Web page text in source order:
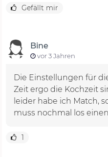
Gefällt mir
Bine
vor 3 Jahren
Die Einstellungen für
Zeit ergo die Kochzeit
leider habe ich Match,
muss nochmal los
1